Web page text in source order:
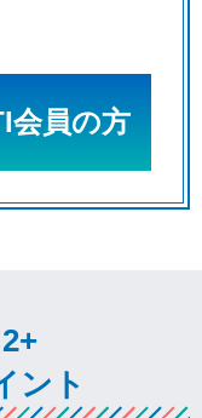
会員の方
ント